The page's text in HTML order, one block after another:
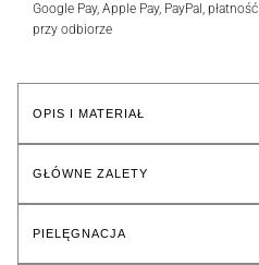
Google Pay, Apple Pay, PayPal, płatność
przy odbiorze
OPIS I MATERIAŁ
GŁÓWNE ZALETY
PIELĘGNACJA